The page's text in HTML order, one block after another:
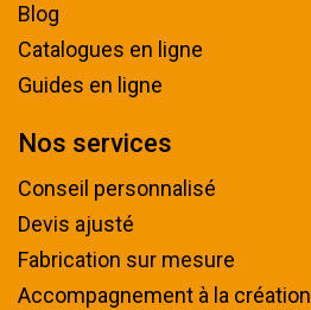
Blog
Catalogues en ligne
Guides en ligne
Nos services
Conseil personnalisé
Devis ajusté
Fabrication sur mesure
Accompagnement à la création